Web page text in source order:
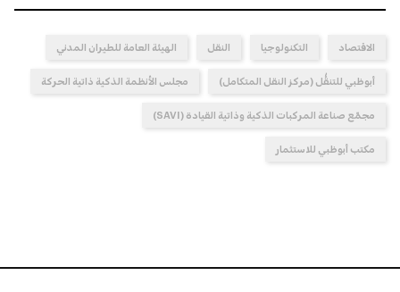
الاقتصاد التكنولوجيا النقل الهيئة العامة للطيران المدني
أبوظبي للتنقُّل (مركز النقل المتكامل) مجلس الأنظمة الذكية ذاتية الحركة
مجمّع صناعة المركبات الذكية وذاتية القيادة (SAVI)
مكتب أبوظبي للاستثمار